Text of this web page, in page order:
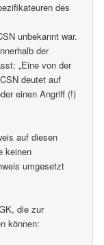
des
unbekannt war.
der
„Eine von der
deutet auf
einen Angriff (!)
auf diesen
keinen
umgesetzt
die zur
können: